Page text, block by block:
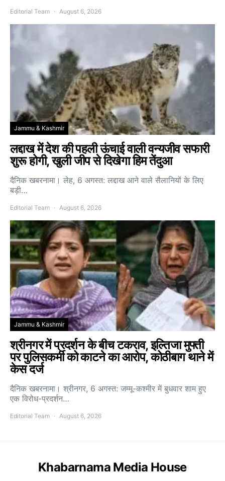
Editorial Team August 6, 2026
Jammu & Kashmir
लद्दाख में देश की पहली ऊंचाई वाली वन्यजीव सफारी
शुरू होगी, खुली जीप से दिखेगा हिम तेंदुआ
दैनिक खबरनामा। लेह, 6 अगस्त: लद्दाख आने वाले सैलानियों के लिए
बड़ी…
Editorial Team August 6, 2026
Jammu & Kashmir
श्रीनगर में प्रदर्शन के बीच टकराव, इल्तिजा मुफ्ती
पर पुलिसकर्मी को काटने का आरोप, कोठीबाग थाने में
केस दर्ज
दैनिक खबरनामा। श्रीनगर, 6 अगस्त: जम्मू-कश्मीर में बुधवार शाम हुए
एक विरोध-प्रदर्शन…
Editorial Team August 6, 2026
Khabarnama Media House